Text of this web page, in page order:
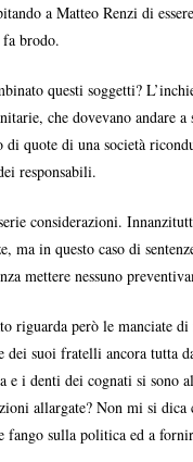
a Matteo Renzi di
brodo.
questi soggetti?
che dovevano andare
di quote di una società
responsabili.
considerazioni.
ma in questo caso di
mettere nessuno
riguarda però le manciate
dei suoi fratelli ancora tutta
e i denti dei cognati si sono
allargate? Non mi si
fango sulla politica ed a